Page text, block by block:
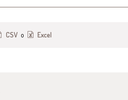
CSV o Excel